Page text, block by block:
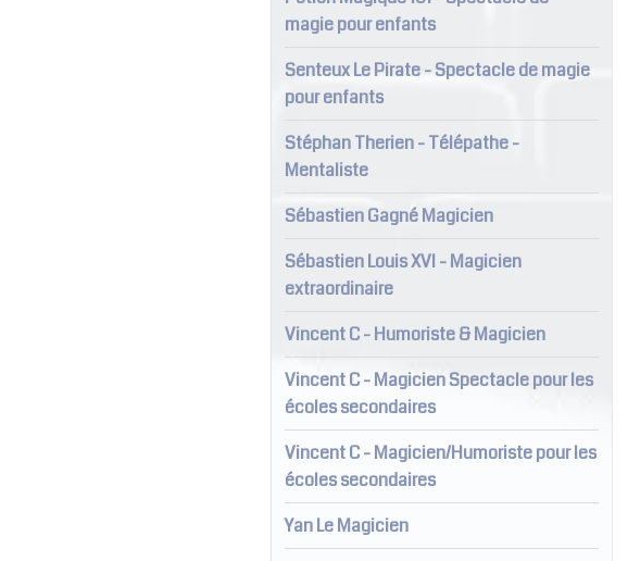
magie pour enfants
Senteux Le Pirate - Spectacle de magie
pour enfants
Stéphan Therien - Télépathe -
Mentaliste
Sébastien Gagné Magicien
Sébastien Louis XVI - Magicien
extraordinaire
Vincent C - Humoriste & Magicien
Vincent C - Magicien Spectacle pour les
écoles secondaires
Vincent C - Magicien/Humoriste pour les
écoles secondaires
Yan Le Magicien